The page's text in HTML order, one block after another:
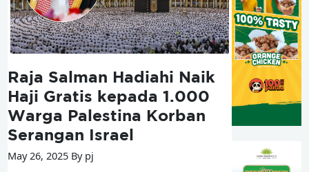
Raja Salman Hadiahi Naik
Haji Gratis kepada 1.000
Warga Palestina Korban
Serangan Israel
May 26, 2025 By pj